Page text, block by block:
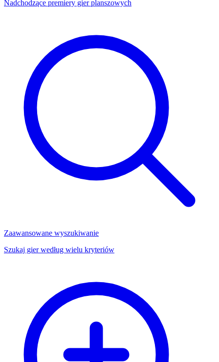
Nadchodzące premiery gier planszowych
Zaawansowane wyszukiwanie
Szukaj gier według wielu kryteriów